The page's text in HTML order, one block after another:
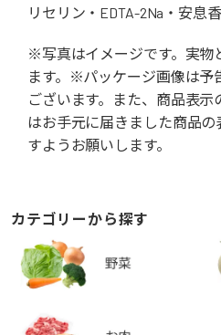
リセリン・EDTA-2Na・安息
※写真はイメージです。実物
ます。※パッケージ画像は予
ございます。また、商品表
はお手元に届きました商品
すようお願いします。
カテゴリーから探す